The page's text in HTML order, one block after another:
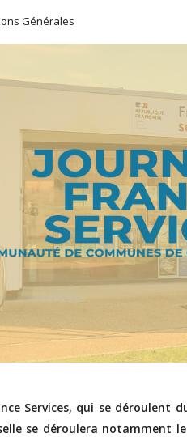
Générales
Services, qui se
se déroulera notamment